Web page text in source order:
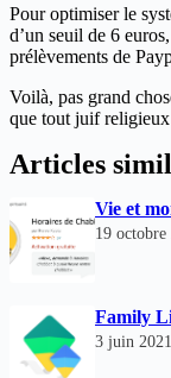
Pour optimiser le
d’un seuil de 6
prélèvements de
Voilà, pas grand
que tout juif religieux
Articles
Vie et
19 octobre
Family
3 juin 2021